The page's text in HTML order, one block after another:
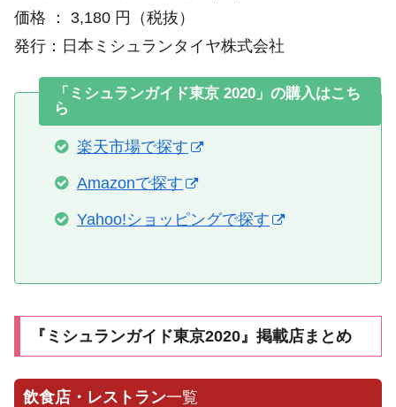
価格 ： 3,180 円（税抜）
発行：日本ミシュランタイヤ株式会社
「ミシュランガイド東京 2020」の購入はこち
ら
楽天市場で探す
Amazonで探す
Yahoo!ショッピングで探す
『ミシュランガイド東京2020』掲載店まとめ
飲食店・レストラン一覧